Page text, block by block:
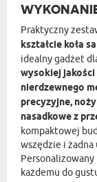
Praktyczny
kształcie koła
idealny gadżet
wysokiej
nierdzewnego
precyzyjne,
nasadkowe z
kompaktowej
wszędzie i żadna
każdemu do